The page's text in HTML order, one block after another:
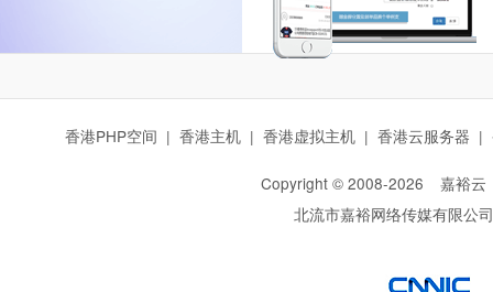
香港PHP空间 | 香港主机 | 香港虚拟主机 | 香港云服务器 |
Copyright © 2008-2026 嘉裕云
北流市嘉裕网络传媒有限公司